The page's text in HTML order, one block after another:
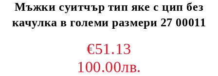
Мъжки суитчър тип яке с цип без
качулка в големи размери 27 00011
€51.13
100.00лв.